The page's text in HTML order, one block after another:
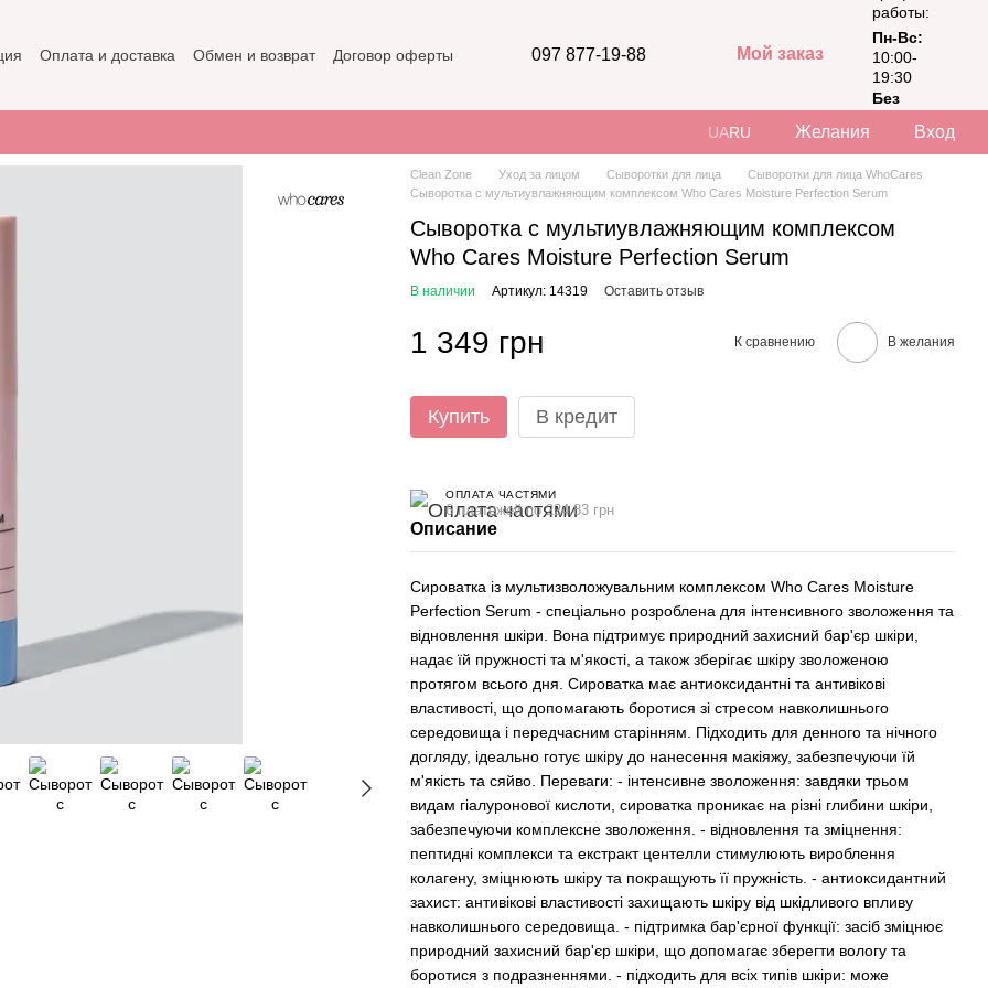
Оплата и доставка Обмен и возврат
Договор оферты
097 877-19-88 Мой заказ
работы:
Пн-Вс:
10:00-
19:30
Без
UARU Желания Вход
Clean Zone Уход за лицом Сыворотки для лица
Сыворотки для лица WhoCares
Сыворотка с мультиувлажняющим комплексом Who Cares Moisture Perfection Serum
Сыворотка с мультиувлажняющим комплексом
Who Cares Moisture Perfection Serum
В наличии Артикул: 14319 Оставить отзыв
1 349 грн К сравнению В желания
Купить В кредит
ОПЛАТА ЧАСТЯМИ
6 платежей по 224.83 грн
Описание
Сироватка із мультизволожувальним комплексом Who Cares Moisture
Perfection Serum - спеціально розроблена для інтенсивного зволоження та
відновлення шкіри. Вона підтримує природний захисний бар'єр шкіри,
надає їй пружності та м'якості, а також зберігає шкіру зволоженою
протягом всього дня. Сироватка має антиоксидантні та антивікові
властивості, що допомагають боротися зі стресом навколишнього
середовища і передчасним старінням. Підходить для денного та нічного
догляду, ідеально готує шкіру до нанесення макіяжу, забезпечуючи їй
м'якість та сяйво. Переваги: - інтенсивне зволоження: завдяки трьом
видам гіалуронової кислоти, сироватка проникає на різні глибини шкіри,
забезпечуючи комплексне зволоження. - відновлення та зміцнення:
пептидні комплекси та екстракт центелли стимулюють вироблення
колагену, зміцнюють шкіру та покращують її пружність. - антиоксидантний
захист: антивікові властивості захищають шкіру від шкідливого впливу
навколишнього середовища. - підтримка бар'єрної функції: засіб зміцнює
природний захисний бар'єр шкіри, що допомагає зберегти вологу та
боротися з подразненнями. - підходить для всіх типів шкіри: може